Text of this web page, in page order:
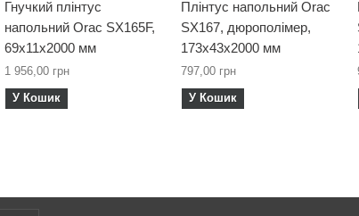
Гнучкий плінтус
напольний Orac SX165F,
69х11х2000 мм
1 956,00 грн
У Кошик
Плінтус напольний Orac
SX167, дюрополімер,
173х43х2000 мм
797,00 грн
У Кошик